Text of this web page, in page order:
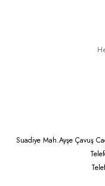
Suadiye Mah.Ayşe Çavuş